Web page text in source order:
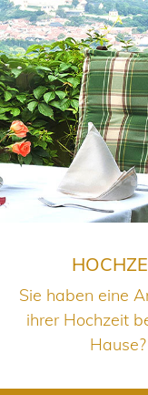
Sie haben eine
ihrer Hochzeit
Hause?